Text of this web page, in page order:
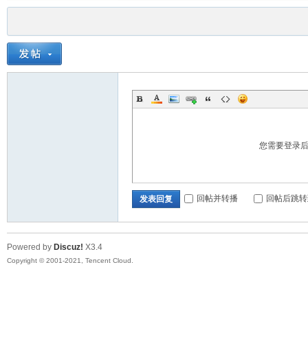
您需要登录
发表回复 回帖并转播 回帖后跳
Powered by Discuz! X3.4
Copyright © 2001-2021, Tencent Cloud.